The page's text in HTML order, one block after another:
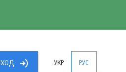
УКР РУС